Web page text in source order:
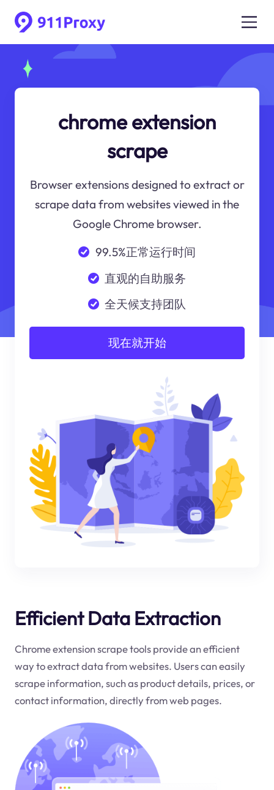
chrome extension
scrape
Browser extensions designed to extract or
scrape data from websites viewed in the
Google Chrome browser.
99.5%正常运行时间
直观的自助服务
全天候支持团队
现在就开始
Efficient Data Extraction
Chrome extension scrape tools provide an efficient
way to extract data from websites. Users can easily
scrape information, such as product details, prices, or
contact information, directly from web pages.